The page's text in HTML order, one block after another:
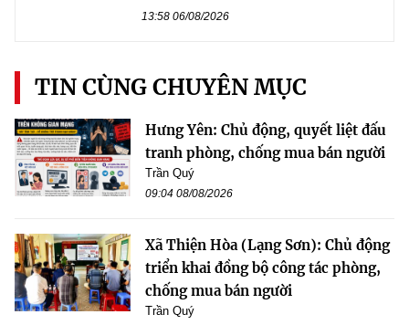
13:58 06/08/2026
TIN CÙNG CHUYÊN MỤC
Hưng Yên: Chủ động, quyết liệt đấu
tranh phòng, chống mua bán người
Trần Quý
09:04 08/08/2026
Xã Thiện Hòa (Lạng Sơn): Chủ động
triển khai đồng bộ công tác phòng,
chống mua bán người
Trần Quý